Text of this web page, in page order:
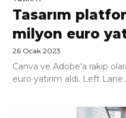
Tasarım
milyon euro
26 Ocak 2023
Canva ve Adobe'a rakip
euro yatırım aldı. Left